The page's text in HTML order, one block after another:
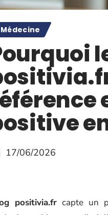
Médecine
17/06/2026
positivia.fr capte un